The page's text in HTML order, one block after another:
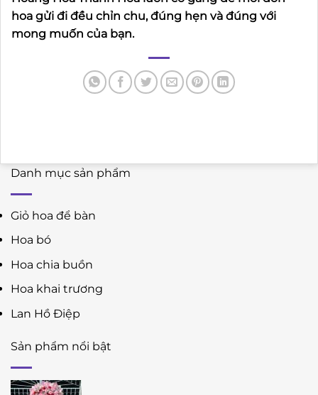
Danh mục sản phẩm
Giỏ hoa để bàn
Hoa bó
Hoa chia buồn
Hoa khai trương
Lan Hồ Điệp
Sản phẩm nổi bật
hoa gửi đi đều chỉn chu, đúng hẹn và đúng với
mong muốn của bạn.